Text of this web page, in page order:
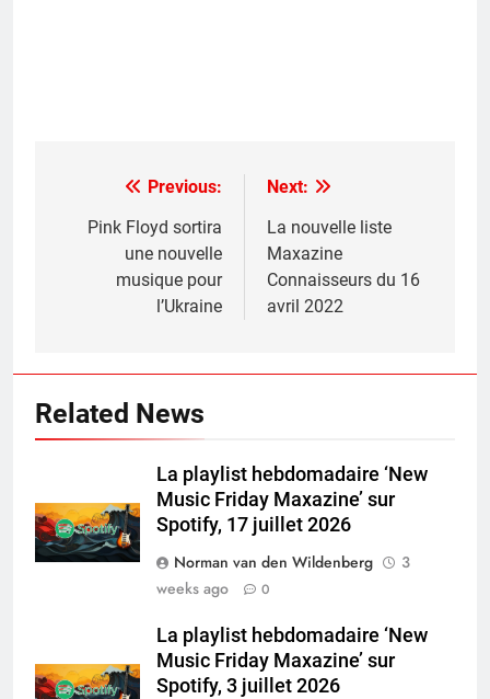
navigation
Previous:
Pink Floyd sortira
une nouvelle
musique pour
l’Ukraine
Next:
La nouvelle liste
Maxazine
Connaisseurs du 16
avril 2022
Related News
La playlist hebdomadaire ‘New
Music Friday Maxazine’ sur
Spotify, 17 juillet 2026
Norman van den Wildenberg
3
weeks ago
0
La playlist hebdomadaire ‘New
Music Friday Maxazine’ sur
Spotify, 3 juillet 2026